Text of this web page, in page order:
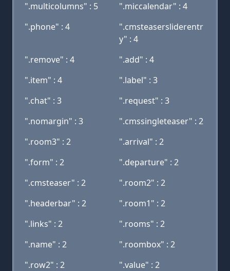
".multicolumns" : 5
".miccalendar" : 4
".phone" : 4
".cmsteasersliderentr
y" : 4
".remove" : 4
".add" : 4
".item" : 4
".label" : 3
".chat" : 3
".request" : 3
".nomargin" : 3
".cmssingleteaser" : 2
".room3" : 2
".arrival" : 2
".form" : 2
".departure" : 2
".cmsteaser" : 2
".room2" : 2
".headerbar" : 2
".room1" : 2
".links" : 2
".rooms" : 2
".name" : 2
".roombox" : 2
".row2" : 2
".value" : 2